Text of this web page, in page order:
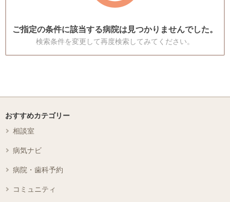
ご指定の条件に該当する病院は見つかりませんでした。
検索条件を変更して再度検索してみてください。
おすすめカテゴリー
相談室
病気ナビ
病院・歯科予約
コミュニティ